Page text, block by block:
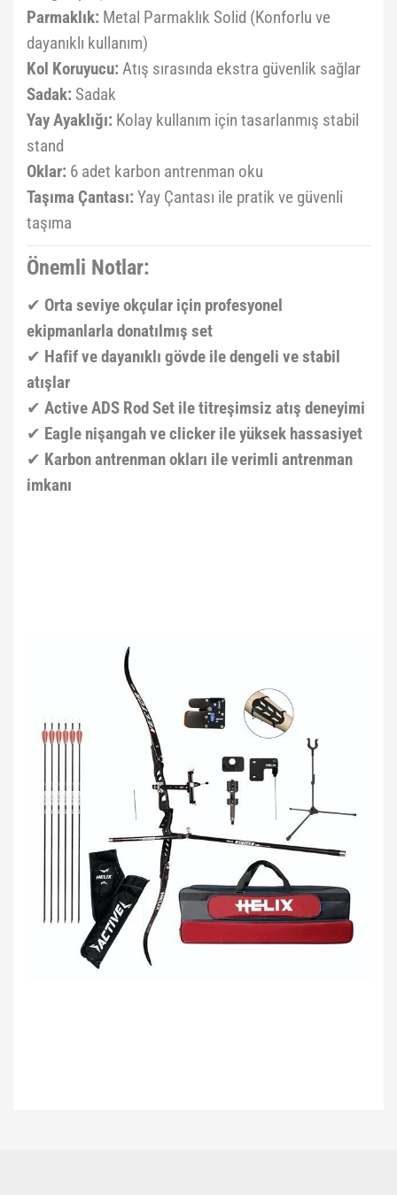
Parmaklık: Metal Parmaklık Solid (Konforlu ve
dayanıklı kullanım)
Kol Koruyucu: Atış sırasında ekstra güvenlik sağlar
Sadak: Sadak
Yay Ayaklığı: Kolay kullanım için tasarlanmış stabil
stand
Oklar: 6 adet karbon antrenman oku
Taşıma Çantası: Yay Çantası ile pratik ve güvenli
taşıma
Önemli Notlar:
✔ Orta seviye okçular için profesyonel
ekipmanlarla donatılmış set
✔ Hafif ve dayanıklı gövde ile dengeli ve stabil
atışlar
✔ Active ADS Rod Set ile titreşimsiz atış deneyimi
✔ Eagle nişangah ve clicker ile yüksek hassasiyet
✔ Karbon antrenman okları ile verimli antrenman
imkanı